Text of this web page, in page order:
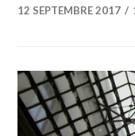
12 SEPTEMBRE 2017